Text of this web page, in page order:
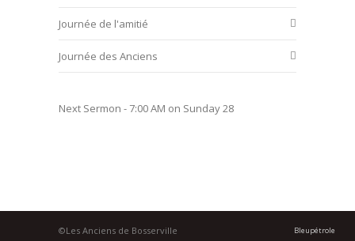
Journée de l'amitié
Journée des Anciens
Next Sermon - 7:00 AM on Sunday 28
©Les Anciens de Bosserville Bleupétrole